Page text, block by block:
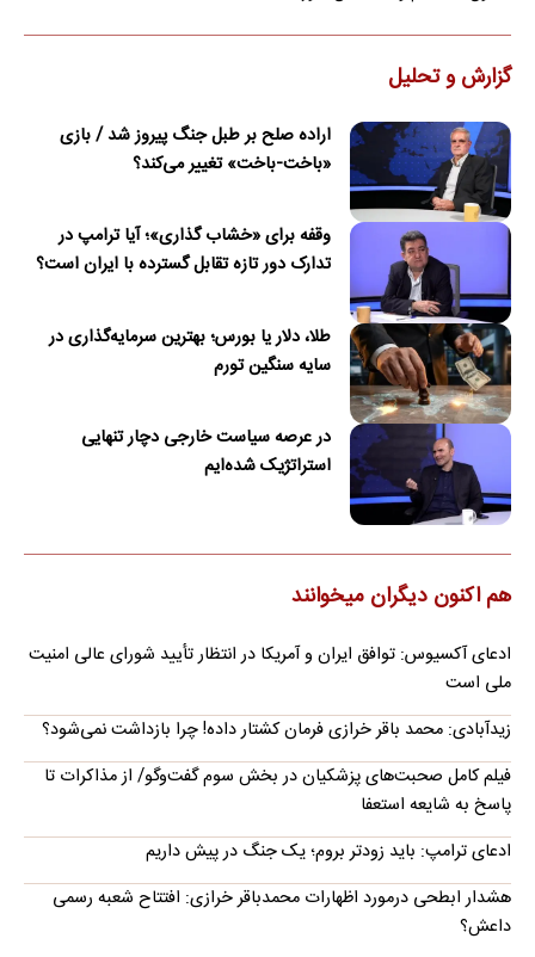
گزارش و تحلیل
اراده صلح بر طبل جنگ پیروز شد / بازی
«باخت-باخت» تغییر می‌کند؟
وقفه برای «خشاب گذاری»؛ آیا ترامپ در
تدارک دور تازه تقابل گسترده با ایران است؟
طلا، دلار یا بورس؛ بهترین سرمایه‌گذاری در
سایه سنگین تورم
در عرصه سیاست خارجی دچار تنهایی
استراتژیک شده‌ایم
هم اکنون دیگران میخوانند
ادعای آکسیوس: توافق ایران و آمریکا در انتظار تأیید شورای عالی امنیت
ملی است
زیدآبادی: محمد باقر خرازی فرمان کشتار داده! چرا بازداشت نمی‌شود؟
فیلم کامل صحبت‌های پزشکیان در بخش سوم گفت‌وگو/ از مذاکرات تا
پاسخ به شایعه استعفا
ادعای ترامپ: باید زودتر بروم؛ یک جنگ در پیش داریم
هشدار ابطحی درمورد اظهارات محمدباقر خرازی: افتتاح شعبه رسمی
داعش؟